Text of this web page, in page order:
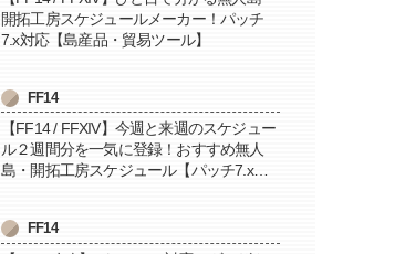
開拓工房スケジュールメーカー！パッチ
7.x対応【島産品・貿易ツール】
FF14
【FF14 / FFXIV】今週と来週のスケジュー
ル２週間分を一気に登録！おすすめ無人
島・開拓工房スケジュール【パッチ7.x対
FF14